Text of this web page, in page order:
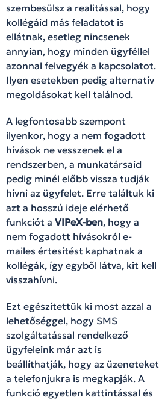
szembesülsz a realitással, hogy
kollégáid más feladatot is
ellátnak, esetleg nincsenek
annyian, hogy minden ügyféllel
azonnal felvegyék a kapcsolatot.
Ilyen esetekben pedig alternatív
megoldásokat kell találnod.
A legfontosabb szempont
ilyenkor, hogy a nem fogadott
hívások ne vesszenek el a
rendszerben, a munkatársaid
pedig minél előbb vissza tudják
hívni az ügyfelet. Erre találtuk ki
azt a hosszú ideje elérhető
funkciót a VIPeX-ben, hogy a
nem fogadott hívásokról e-
mailes értesítést kaphatnak a
kollégák, így egyből látva, kit kell
visszahívni.
Ezt egészítettük ki most azzal a
lehetőséggel, hogy SMS
szolgáltatással rendelkező
ügyfeleink már azt is
beállíthatják, hogy az üzeneteket
a telefonjukra is megkapják. A
funkció egyetlen kattintással és